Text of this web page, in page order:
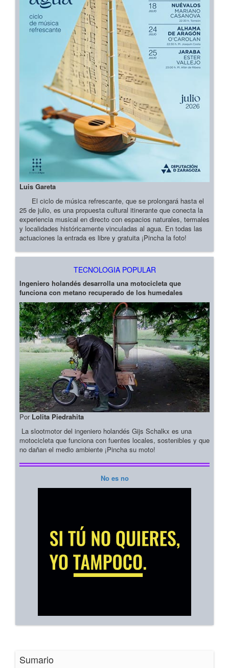
Luis Gareta
El ciclo de música refrescante, que se prolongará hasta el
25 de julio, es una propuesta cultural itinerante que conecta la
experiencia musical en directo con espacios naturales, termales
y localidades históricamente vinculadas al agua. En todas las
actuaciones la entrada es libre y gratuita ¡Pincha la foto!
TECNOLOGIA POPULAR
Ingeniero holandés desarrolla una motocicleta que
funciona con metano recuperado de los humedales
Por Lolita Piedrahita
La slootmotor del ingeniero holandés Gijs Schalkx es una
motocicleta que funciona con fuentes locales, sostenibles y que
no dañan el medio ambiente ¡Pincha su moto!
No es no
Sumario